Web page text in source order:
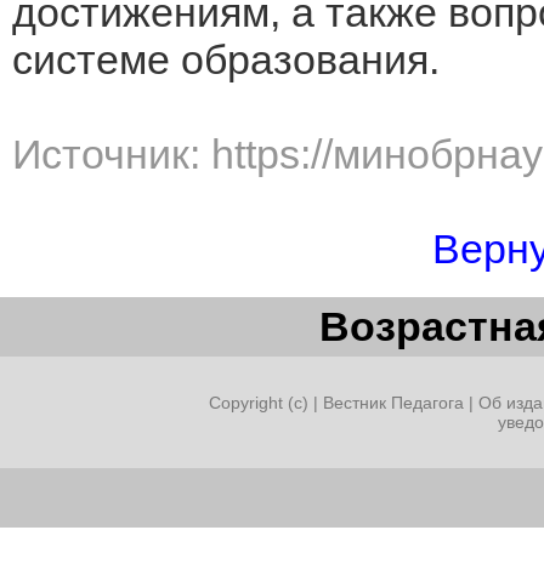
достижениям, а также
системе образования.
Источник: https://
Copyright (c) | Вестник Педагога | Об